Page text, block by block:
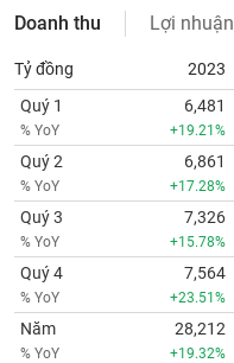
Doanh thu Lợi nhuận
Tỷ đồng 2023
Quý 1
% YoY
6,481
+19.21%
Quý 2
% YoY
6,861
+17.28%
Quý 3
% YoY
7,326
+15.78%
Quý 4
% YoY
7,564
+23.51%
Năm
% YoY
28,212
+19.32%